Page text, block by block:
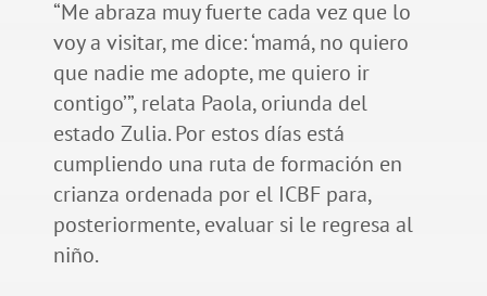
“Me abraza muy fuerte cada vez que lo
voy a visitar, me dice: ‘mamá, no quiero
que nadie me adopte, me quiero ir
contigo’”, relata Paola, oriunda del
estado Zulia. Por estos días está
cumpliendo una ruta de formación en
crianza ordenada por el ICBF para,
posteriormente, evaluar si le regresa al
niño.